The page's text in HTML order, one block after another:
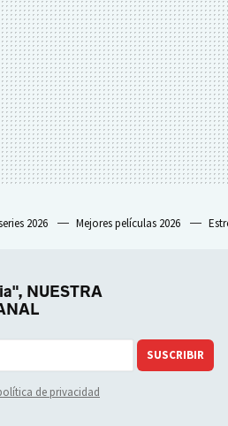
2026 Mejores películas 2026
NUESTRA
SUSCRIBIR
de privacidad